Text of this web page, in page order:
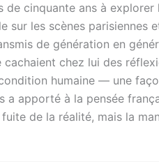
de cinquante ans à
sur les scènes parisiennes
de génération en
cachaient chez lui des
humaine — une
a apporté à la pensée
fuite de la réalité, mais la